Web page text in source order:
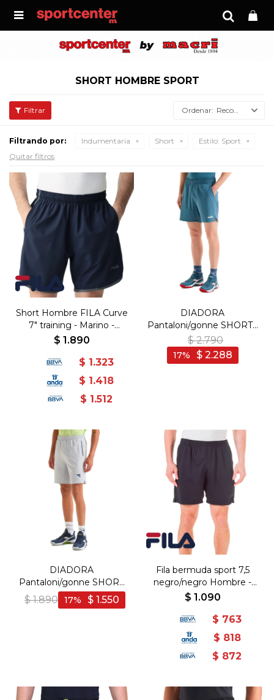

SHORT HOMBRE SPORT
Recomendados
Filtrando por: Indumentaria Short Estilo: Sport
Quitar filtros
Short Hombre FILA Curve
7" training - Marino -
Marino
$ 1.890
$ 1.323
$ 1.418
$ 1.512
DIADORA
Pantaloni/gonne SHORTS
ICON 7" T1 - Azul Oscuro
$ 2.790
$ 2.288
17
DIADORA
Pantaloni/gonne SHORT
9'' CORE T2 - Gris
$ 1.890 $ 1.550
17
Fila bermuda sport 7,5
negro/negro Hombre -
Negro-Negro
$ 1.090
$ 763
$ 818
$ 872